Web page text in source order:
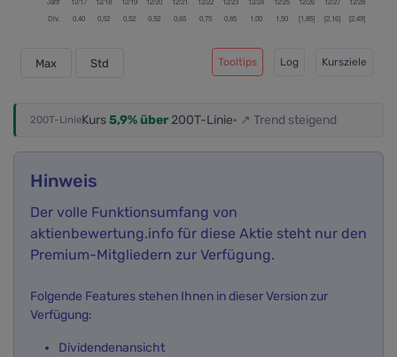
Max Std Tooltips Log Kursziele
200T-LinieKurs5,9% über200T-Linie· ↗ Trend steigend
Hinweis
Der volle Funktionsumfang von
aktienbewertung.info für diese Aktie steht nur den
Premium-Mitgliedern zur Verfügung.
Folgende Features stehen Ihnen in dieser Version zur
Verfügung:
Dividendenansicht